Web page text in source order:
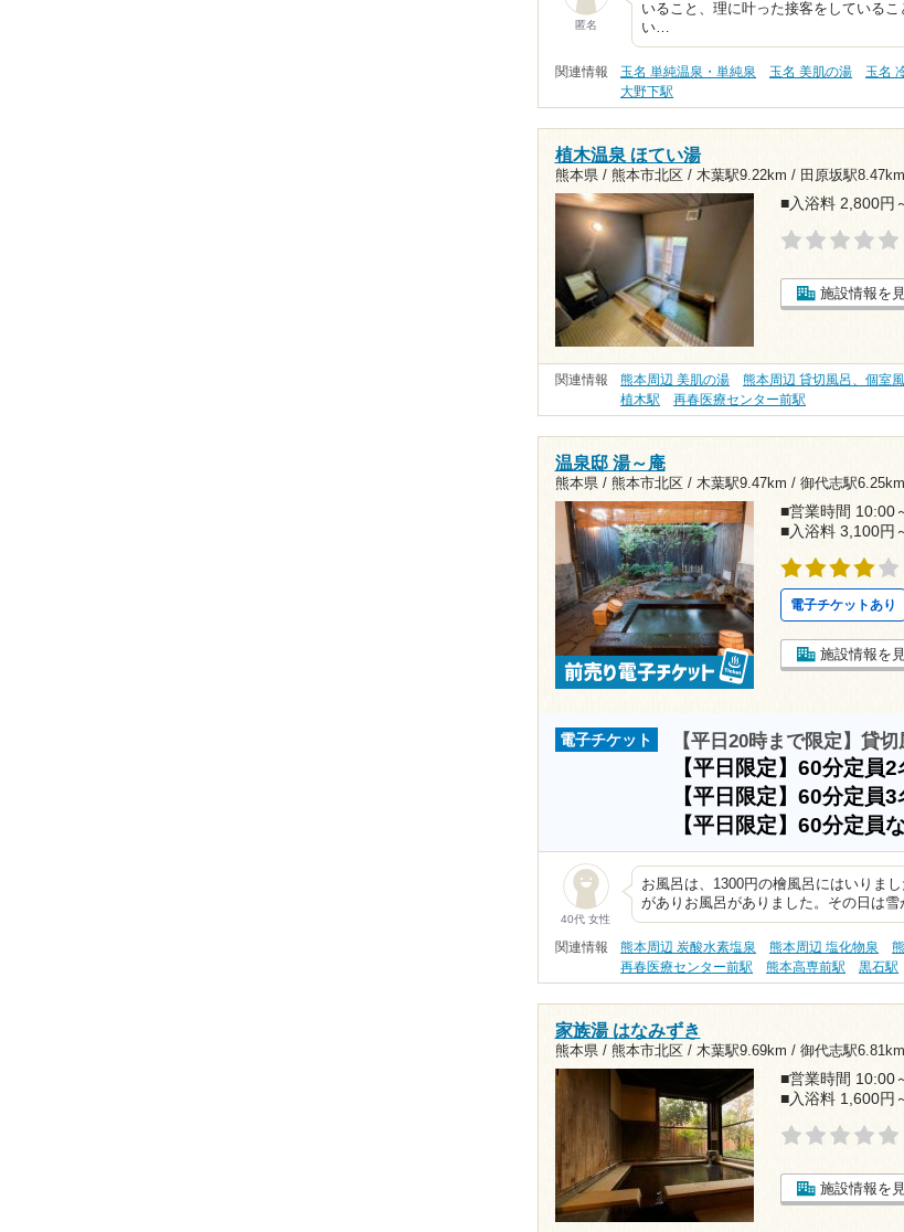
匿名
いること、理に叶った接客をしている
い…
関連情報 玉名 単純温泉・単純泉 玉名 美肌の湯 玉名
大野下駅
植木温泉 ほてい湯
熊本県 / 熊本市北区 / 木葉駅9.22km / 田原坂駅8.47km
■入浴料 2,800円
施設情報を
関連情報 熊本周辺 美肌の湯 熊本周辺 貸切風呂、個室
植木駅
再春医療センター前駅
温泉邸 湯～庵
熊本県 / 熊本市北区 / 木葉駅9.47km / 御代志駅6.25km
■営業時間 10:00
■入浴料 3,100円
電子チケットあり
施設情報を
電子チケット 【平日20時まで限定】貸切
【平日限定】60分定
【平日限定】60分定
【平日限定】60分定
40代 女性
お風呂は、1300円の檜風呂にはいりま
がありお風呂がありました。その日は
関連情報 熊本周辺 炭酸水素塩泉 熊本周辺 塩化物泉
再春医療センター前駅
熊本高専前駅 黒石駅
家族湯 はなみずき
熊本県 / 熊本市北区 / 木葉駅9.69km / 御代志駅6.81km
■営業時間 10:00
■入浴料 1,600円
施設情報を